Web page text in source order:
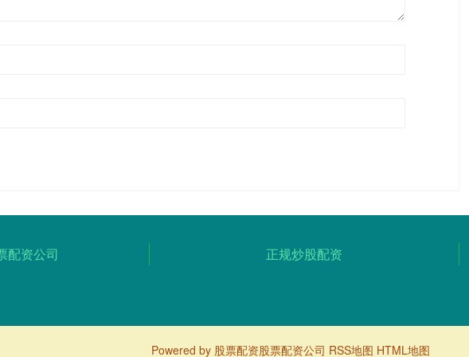
配资公司 正规炒股配资
Powered by 股票配资股票配资公司 RSS地图 HTML地图